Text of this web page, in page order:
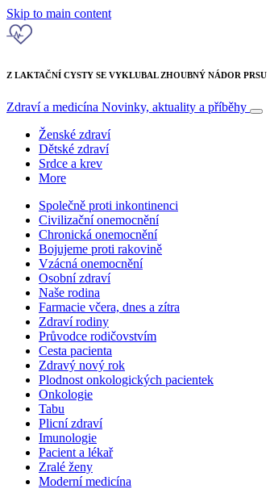
Skip to main content
Z LAKTAČNÍ CYSTY SE VYKLUBAL ZHOUBNÝ NÁDOR PRSU
Zdraví a medicína Novinky, aktuality a příběhy
Ženské zdraví
Dětské zdraví
Srdce a krev
More
Společně proti inkontinenci
Civilizační onemocnění
Chronická onemocnění
Bojujeme proti rakovině
Vzácná onemocnění
Osobní zdraví
Naše rodina
Farmacie včera, dnes a zítra
Zdraví rodiny
Průvodce rodičovstvím
Cesta pacienta
Zdravý nový rok
Plodnost onkologických pacientek
Onkologie
Tabu
Plicní zdraví
Imunologie
Pacient a lékař
Zralé ženy
Moderní medicína